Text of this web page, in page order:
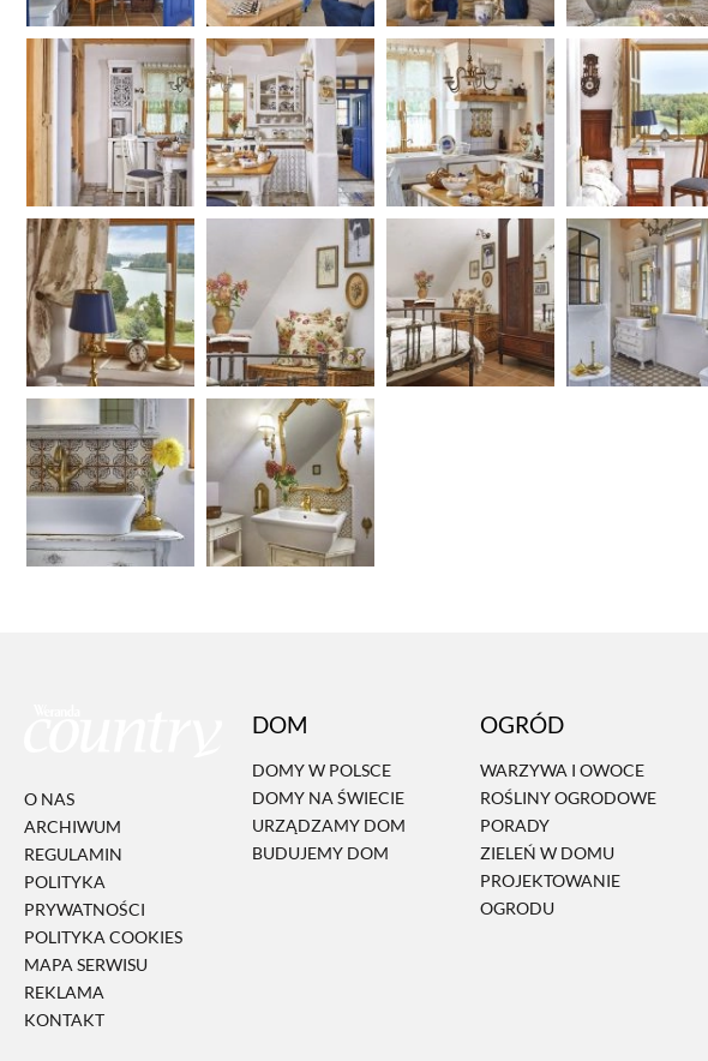
O NAS
ARCHIWUM
REGULAMIN
POLITYKA
PRYWATNOŚCI
POLITYKA COOKIES
MAPA SERWISU
REKLAMA
KONTAKT
DOM
DOMY W POLSCE
DOMY NA ŚWIECIE
URZĄDZAMY DOM
BUDUJEMY DOM
OGRÓD
WARZYWA I OWOCE
ROŚLINY OGRODOWE
PORADY
ZIELEŃ W DOMU
PROJEKTOWANIE
OGRODU